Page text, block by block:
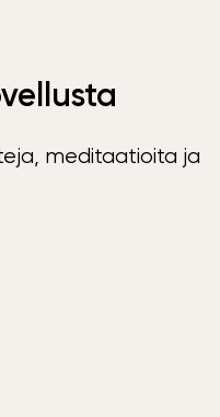
meditaatioita ja